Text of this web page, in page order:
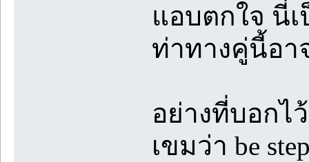
แอบตกใจ นี่
ท่าทางคู่นี้อา
อย่างที่บอก
เขมว่า be